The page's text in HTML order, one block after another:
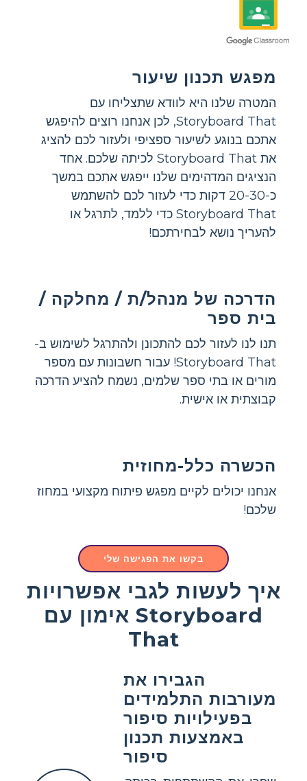
מפגש תכנון שיעור
המטרה שלנו היא לוודא שתצליחו עם
Storyboard That, לכן אנחנו רוצים להיפגש
אתכם בנוגע לשיעור ספציפי ולעזור לכם להציג
את Storyboard That לכיתה שלכם. אחד
הנציגים המדהימים שלנו ייפגש אתכם במשך
כ-20-30 דקות כדי לעזור לכם להשתמש
Storyboard That כדי ללמד, לתרגל או
להעריך נושא לבחירתכם!
הדרכה של מנהל/ת / מחלקה /
בית ספר
תנו לנו לעזור לכם להתכונן ולהתרגל לשימוש ב-
Storyboard That! עבור חשבונות עם מספר
מורים או בתי ספר שלמים, נשמח להציע הדרכה
קבוצתית או אישית.
הכשרה כלל-מחוזית
אנחנו יכולים לקיים מפגש פיתוח מקצועי במחוז
שלכם!
בקשו את הפגישה שלי
איך לעשות לגבי אפשרויות
אימון עם Storyboard
That
הגבירו את
מעורבות התלמידים
בפעילויות סיפור
באמצעות תכנון
סיפור